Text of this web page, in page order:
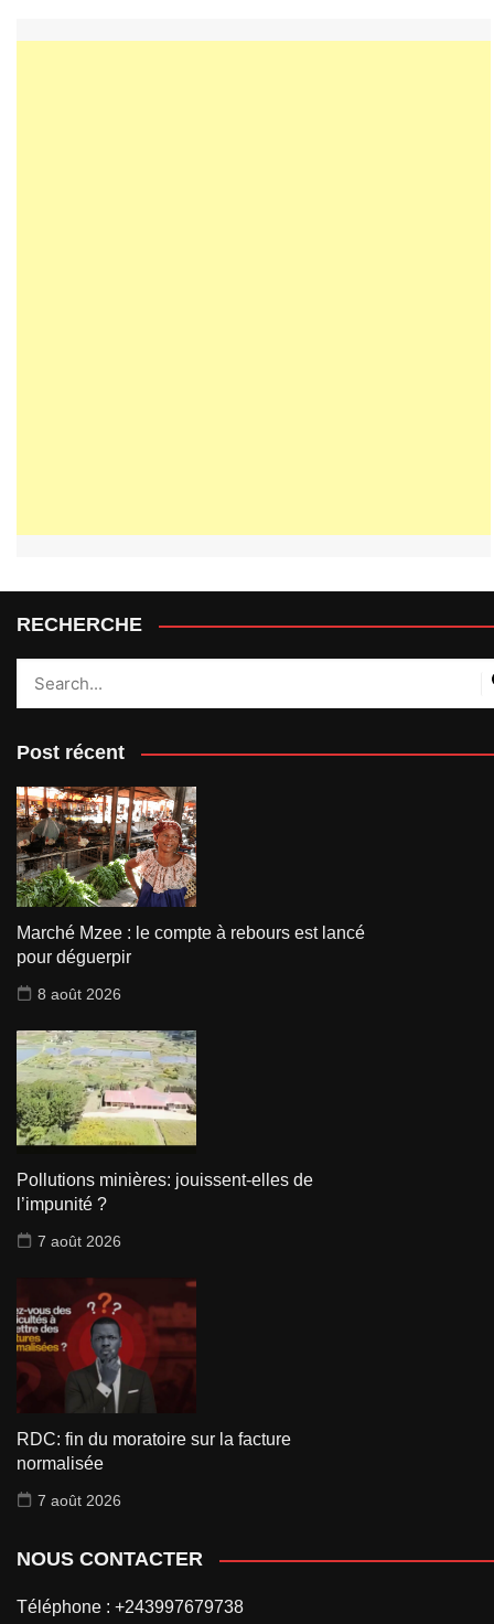
RECHERCHE
Post récent
Marché Mzee : le compte à rebours est lancé
pour déguerpir
8 août 2026
Pollutions minières: jouissent-elles de
l’impunité ?
7 août 2026
RDC: fin du moratoire sur la facture
normalisée
7 août 2026
NOUS CONTACTER
Téléphone : +243997679738